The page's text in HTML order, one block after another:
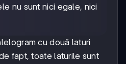
nu sunt nici egale, nici
cu două laturi
fapt, toate laturile sunt